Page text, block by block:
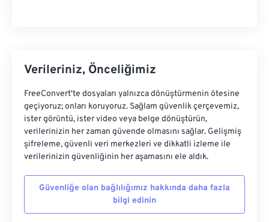
Verileriniz, Önceliğimiz
FreeConvert'te dosyaları yalnızca dönüştürmenin ötesine
geçiyoruz; onları koruyoruz. Sağlam güvenlik çerçevemiz,
ister görüntü, ister video veya belge dönüştürün,
verilerinizin her zaman güvende olmasını sağlar. Gelişmiş
şifreleme, güvenli veri merkezleri ve dikkatli izleme ile
verilerinizin güvenliğinin her aşamasını ele aldık.
Güvenliğe olan bağlılığımız hakkında daha fazla
bilgi edinin